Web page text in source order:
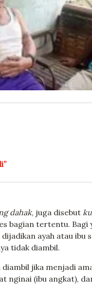
dahak, juga disebut
bagian tertentu. Bagi
ayah atau ibu
tidak diambil.
jika menjadi
nginai (ibu angkat),